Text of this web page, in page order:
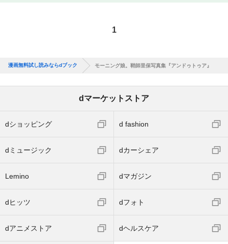
1
漫画無料試し読みならdブック モーニング娘。鞘師里保写真集『アンドゥトゥア』
dマーケットストア
dショッピング d fashion
dミュージック dカーシェア
Lemino dマガジン
dヒッツ dフォト
dアニメストア dヘルスケア